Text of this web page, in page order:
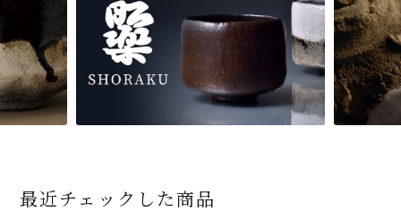
最近チェックした商品